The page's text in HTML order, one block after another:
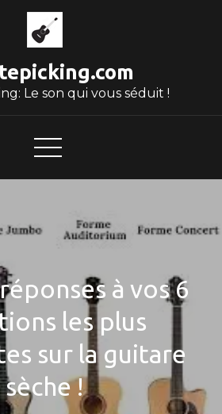
Le son qui vous séduit !
à vos 6
les plus
sur la guitare
sèche !